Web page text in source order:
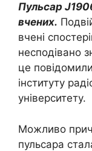
Пульсар
вчених.
вчені
несподівано
це
інституту
університету.
Можливо
пульсара